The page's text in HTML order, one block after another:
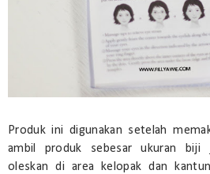
Produk ini digunakan setelah
ambil produk sebesar ukuran biji
oleskan di area kelopak dan